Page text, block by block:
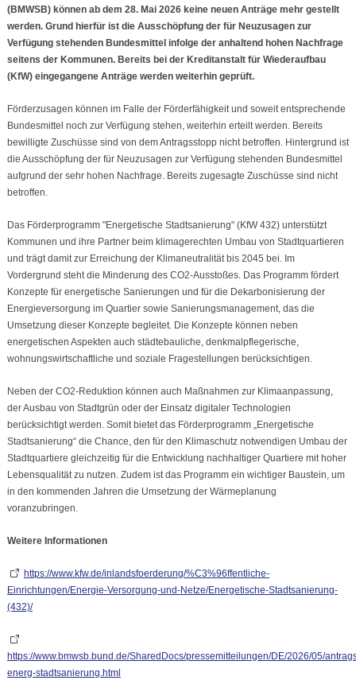
(BMWSB) können ab dem 28. Mai 2026 keine neuen Anträge mehr gestellt
werden. Grund hierfür ist die Ausschöpfung der für Neuzusagen zur
Verfügung stehenden Bundesmittel infolge der anhaltend hohen Nachfrage
seitens der Kommunen. Bereits bei der Kreditanstalt für Wiederaufbau
(KfW) eingegangene Anträge werden weiterhin geprüft.
Förderzusagen können im Falle der Förderfähigkeit und soweit entsprechende
Bundesmittel noch zur Verfügung stehen, weiterhin erteilt werden. Bereits
bewilligte Zuschüsse sind von dem Antragsstopp nicht betroffen. Hintergrund ist
die Ausschöpfung der für Neuzusagen zur Verfügung stehenden Bundesmittel
aufgrund der sehr hohen Nachfrage. Bereits zugesagte Zuschüsse sind nicht
betroffen.
Das Förderprogramm "Energetische Stadtsanierung" (KfW 432) unterstützt
Kommunen und ihre Partner beim klimagerechten Umbau von Stadtquartieren
und trägt damit zur Erreichung der Klimaneutralität bis 2045 bei. Im
Vordergrund steht die Minderung des CO2-Ausstoßes. Das Programm fördert
Konzepte für energetische Sanierungen und für die Dekarbonisierung der
Energieversorgung im Quartier sowie Sanierungsmanagement, das die
Umsetzung dieser Konzepte begleitet. Die Konzepte können neben
energetischen Aspekten auch städtebauliche, denkmalpflegerische,
wohnungswirtschaftliche und soziale Fragestellungen berücksichtigen.
Neben der CO2-Reduktion können auch Maßnahmen zur Klimaanpassung,
der Ausbau von Stadtgrün oder der Einsatz digitaler Technologien
berücksichtigt werden. Somit bietet das Förderprogramm „Energetische
Stadtsanierung“ die Chance, den für den Klimaschutz notwendigen Umbau der
Stadtquartiere gleichzeitig für die Entwicklung nachhaltiger Quartiere mit hoher
Lebensqualität zu nutzen. Zudem ist das Programm ein wichtiger Baustein, um
in den kommenden Jahren die Umsetzung der Wärmeplanung
voranzubringen.
Weitere Informationen
https://www.kfw.de/inlandsfoerderung/%C3%96ffentliche-
Einrichtungen/Energie-Versorgung-und-Netze/Energetische-Stadtsanierung-
(432)/
https://www.bmwsb.bund.de/SharedDocs/pressemitteilungen/DE/2026/05/
energ-stadtsanierung.html